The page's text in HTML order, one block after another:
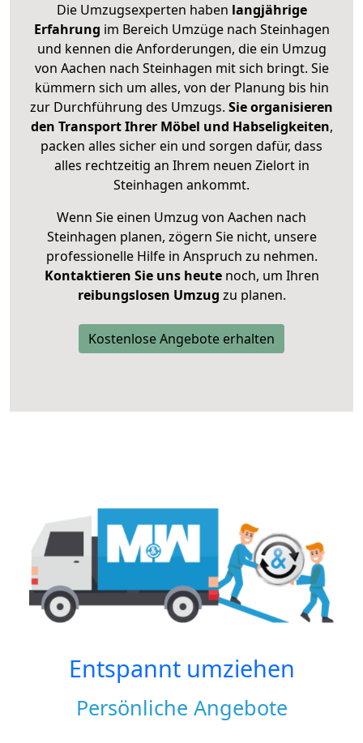
Die Umzugsexperten haben langjährige
Erfahrung im Bereich Umzüge nach Steinhagen
und kennen die Anforderungen, die ein Umzug
von Aachen nach Steinhagen mit sich bringt. Sie
kümmern sich um alles, von der Planung bis hin
zur Durchführung des Umzugs. Sie organisieren
den Transport Ihrer Möbel und Habseligkeiten,
packen alles sicher ein und sorgen dafür, dass
alles rechtzeitig an Ihrem neuen Zielort in
Steinhagen ankommt.
Wenn Sie einen Umzug von Aachen nach
Steinhagen planen, zögern Sie nicht, unsere
professionelle Hilfe in Anspruch zu nehmen.
Kontaktieren Sie uns heutenoch, um Ihren
reibungslosen Umzug zu planen.
Kostenlose Angebote erhalten
Entspannt umziehen
Persönliche Angebote